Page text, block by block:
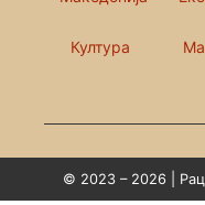
Култура
© 2023 – 2026 |